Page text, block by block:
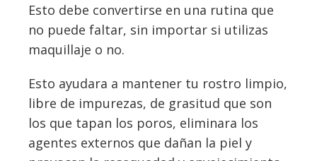
Esto debe convertirse en una rutina que
no puede faltar, sin importar si utilizas
maquillaje o no.
Esto ayudara a mantener tu rostro limpio,
libre de impurezas, de grasitud que son
los que tapan los poros, eliminara los
agentes externos que dañan la piel y